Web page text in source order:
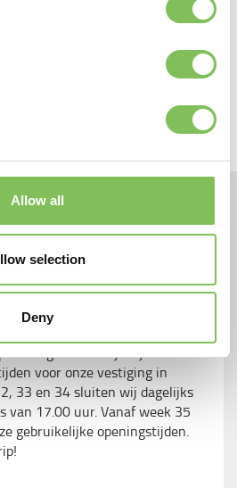
Allow all
selection
Deny
een prijs, locatie of container
gelden er tijdelijk
voor onze vestiging in
33 en 34 sluiten wij dagelijks
van 17.00 uur. Vanaf week 35
gebruikelijke openingstijden.